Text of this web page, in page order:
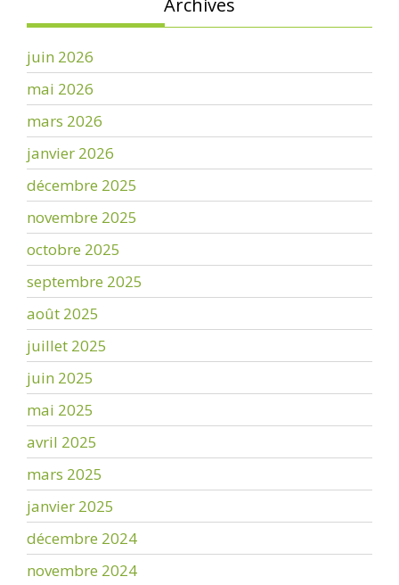
juin 2026
mai 2026
mars 2026
janvier 2026
décembre 2025
novembre 2025
octobre 2025
septembre 2025
août 2025
juillet 2025
juin 2025
mai 2025
avril 2025
mars 2025
janvier 2025
décembre 2024
novembre 2024